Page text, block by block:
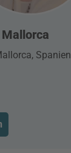
Spanien